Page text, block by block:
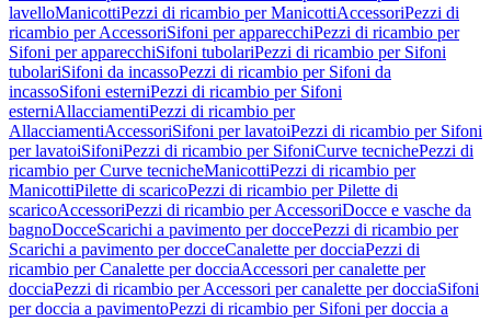
lavelloManicottiPezzi di ricambio per ManicottiAccessoriPezzi di
ricambio per AccessoriSifoni per apparecchiPezzi di ricambio per
Sifoni per apparecchiSifoni tubolariPezzi di ricambio per Sifoni
tubolariSifoni da incassoPezzi di ricambio per Sifoni da
incassoSifoni esterniPezzi di ricambio per Sifoni
esterniAllacciamentiPezzi di ricambio per
AllacciamentiAccessoriSifoni per lavatoiPezzi di ricambio per Sifoni
per lavatoiSifoniPezzi di ricambio per SifoniCurve tecnichePezzi di
ricambio per Curve tecnicheManicottiPezzi di ricambio per
ManicottiPilette di scaricoPezzi di ricambio per Pilette di
scaricoAccessoriPezzi di ricambio per AccessoriDocce e vasche da
bagnoDocceScarichi a pavimento per doccePezzi di ricambio per
Scarichi a pavimento per docceCanalette per docciaPezzi di
ricambio per Canalette per docciaAccessori per canalette per
docciaPezzi di ricambio per Accessori per canalette per docciaSifoni
per doccia a pavimentoPezzi di ricambio per Sifoni per doccia a